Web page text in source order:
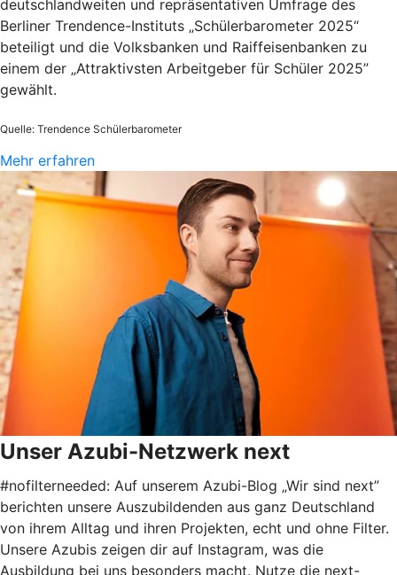
deutschlandweiten und repräsentativen Umfrage des
Berliner Trendence-Instituts „Schülerbarometer 2025“
beteiligt und die Volksbanken und Raiffeisenbanken zu
einem der „Attraktivsten Arbeitgeber für Schüler 2025”
gewählt.
Quelle: Trendence Schülerbarometer
Mehr erfahren
Unser Azubi-Netzwerk next
#nofilterneeded: Auf unserem Azubi-Blog „Wir sind next”
berichten unsere Auszubildenden aus ganz Deutschland
von ihrem Alltag und ihren Projekten, echt und ohne Filter.
Unsere Azubis zeigen dir auf Instagram, was die
Ausbildung bei uns besonders macht. Nutze die next-